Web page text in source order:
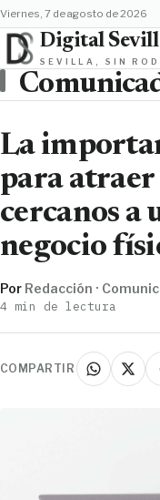
viernes, 7 de agosto de 2026
Digital
SEVILLA, SIN
La
para atraer
cercanos a
negocio
Por Redacción ·
4 min de lectura
COMPARTIR